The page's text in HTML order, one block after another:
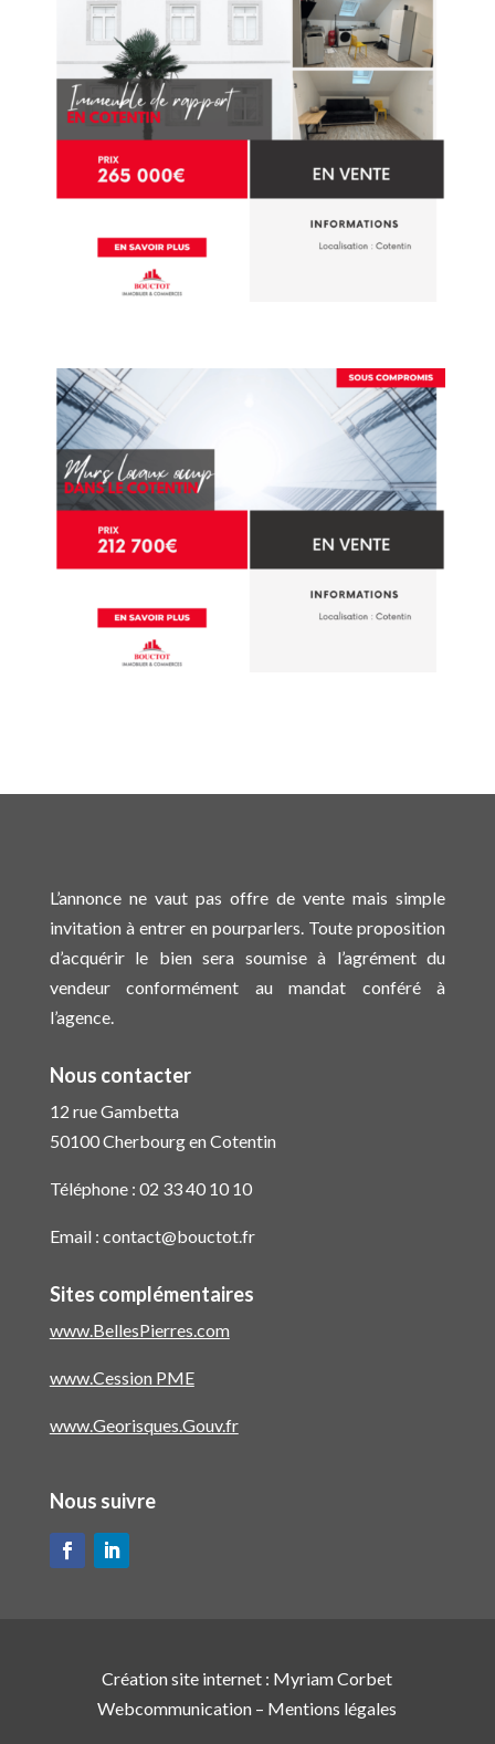
L’annonce ne vaut pas offre de vente mais simple
invitation à entrer en pourparlers. Toute proposition
d’acquérir le bien sera soumise à l’agrément du
vendeur conformément au mandat conféré à
l’agence.
Nous contacter
12 rue Gambetta
50100 Cherbourg en Cotentin
Téléphone : 02 33 40 10 10
Email : contact@bouctot.fr
Sites complémentaires
www.BellesPierres.com
www.Cession PME
www.Georisques.Gouv.fr
Nous suivre
Création site internet : Myriam Corbet
Webcommunication – Mentions légales